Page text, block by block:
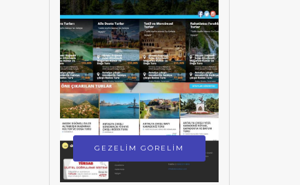
GEZELİM GÖRELİM